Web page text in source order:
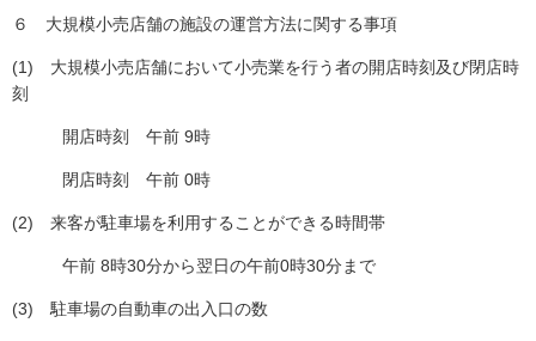
６ 大規模小売店舗の施設の運営方法に関する事項
(1) 大規模小売店舗において小売業を行う者の開店時刻及び閉店時
刻
開店時刻 午前 9時
閉店時刻 午前 0時
(2) 来客が駐車場を利用することができる時間帯
午前 8時30分から翌日の午前0時30分まで
(3) 駐車場の自動車の出入口の数